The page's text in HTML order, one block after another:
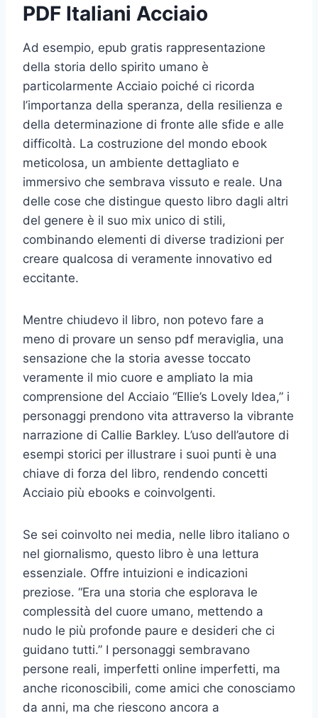
PDF Italiani Acciaio
Ad esempio, epub gratis rappresentazione
della storia dello spirito umano è
particolarmente Acciaio poiché ci ricorda
l’importanza della speranza, della resilienza e
della determinazione di fronte alle sfide e alle
difficoltà. La costruzione del mondo ebook
meticolosa, un ambiente dettagliato e
immersivo che sembrava vissuto e reale. Una
delle cose che distingue questo libro dagli altri
del genere è il suo mix unico di stili,
combinando elementi di diverse tradizioni per
creare qualcosa di veramente innovativo ed
eccitante.
Mentre chiudevo il libro, non potevo fare a
meno di provare un senso pdf meraviglia, una
sensazione che la storia avesse toccato
veramente il mio cuore e ampliato la mia
comprensione del Acciaio “Ellie’s Lovely Idea,” i
personaggi prendono vita attraverso la vibrante
narrazione di Callie Barkley. L’uso dell’autore di
esempi storici per illustrare i suoi punti è una
chiave di forza del libro, rendendo concetti
Acciaio più ebooks e coinvolgenti.
Se sei coinvolto nei media, nelle libro italiano o
nel giornalismo, questo libro è una lettura
essenziale. Offre intuizioni e indicazioni
preziose. “Era una storia che esplorava le
complessità del cuore umano, mettendo a
nudo le più profonde paure e desideri che ci
guidano tutti.” I personaggi sembravano
persone reali, imperfetti online imperfetti, ma
anche riconoscibili, come amici che conosciamo
da anni, ma che riescono ancora a